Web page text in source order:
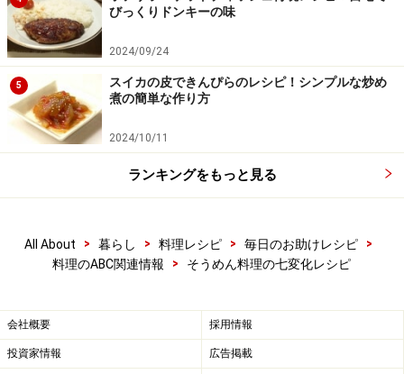
びっくりドンキーの味
2024/09/24
5
スイカの皮できんぴらのレシピ！シンプルな炒め
煮の簡単な作り方
2024/10/11
ランキングをもっと見る
All About > 暮らし > 料理レシピ > 毎日のお助けレシピ
>
料理のABC関連情報
> そうめん料理の七変化レシピ
会社概要 採用情報
投資家情報 広告掲載